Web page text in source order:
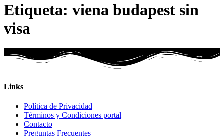
Etiqueta: viena budapest sin
visa
Links
Política de Privacidad
Términos y Condiciones portal
Contacto
Preguntas Frecuentes